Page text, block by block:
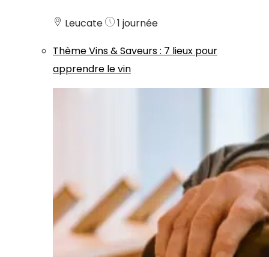
Leucate
1 journée
ThèmeVins & Saveurs: 7 lieux pour
apprendre le vin